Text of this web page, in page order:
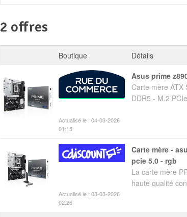
2 offres
Boutique Détails
Actualisé le : 04-03-2026
01:15
asus prime
Carte mère ATX
DDR5 - M.2
Actualisé le : 03-03-2026
02:26
carte mère - asus - prime z890-p - socket lga1851 -
pcie 5.0 - rgb
La carte mère
haute qualité